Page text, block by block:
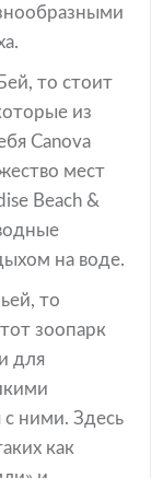
то стоит
из
Canova
мест
Beach &
на воде.
то
зоопарк
для
ними. Здесь
как